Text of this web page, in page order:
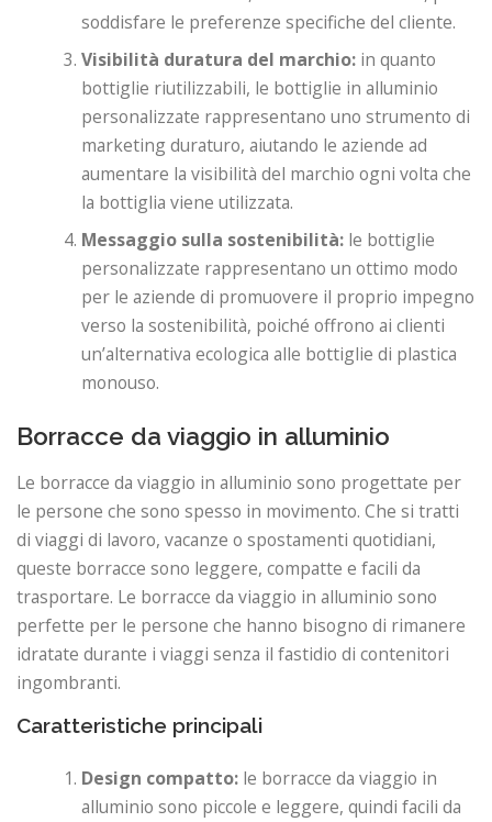
soddisfare le preferenze specifiche del cliente.
Visibilità duratura del marchio: in quanto
bottiglie riutilizzabili, le bottiglie in alluminio
personalizzate rappresentano uno strumento di
marketing duraturo, aiutando le aziende ad
aumentare la visibilità del marchio ogni volta che
la bottiglia viene utilizzata.
Messaggio sulla sostenibilità: le bottiglie
personalizzate rappresentano un ottimo modo
per le aziende di promuovere il proprio impegno
verso la sostenibilità, poiché offrono ai clienti
un’alternativa ecologica alle bottiglie di plastica
monouso.
Borracce da viaggio in alluminio
Le borracce da viaggio in alluminio sono progettate per
le persone che sono spesso in movimento. Che si tratti
di viaggi di lavoro, vacanze o spostamenti quotidiani,
queste borracce sono leggere, compatte e facili da
trasportare. Le borracce da viaggio in alluminio sono
perfette per le persone che hanno bisogno di rimanere
idratate durante i viaggi senza il fastidio di contenitori
ingombranti.
Caratteristiche principali
Design compatto: le borracce da viaggio in
alluminio sono piccole e leggere, quindi facili da